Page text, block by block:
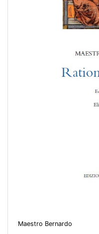
Maestro Bernardo